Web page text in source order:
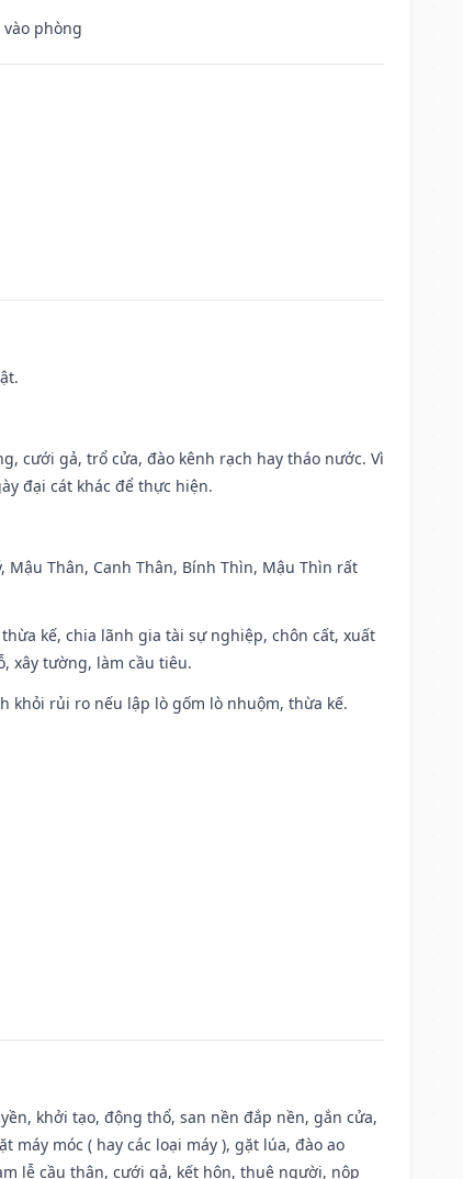
phòng
cưới gả, trổ cửa, đào kênh rạch hay tháo nước. Vì
đại cát khác để thực hiện.
Mậu Thân, Canh Thân, Bính Thìn, Mậu Thìn rất
thừa kế, chia lãnh gia tài sự nghiệp, chôn cất, xuất
xây tường, làm cầu tiêu.
khỏi rủi ro nếu lập lò gốm lò nhuộm, thừa kế.
khởi tạo, động thổ, san nền đắp nền, gắn cửa,
máy móc ( hay các loại máy ), gặt lúa, đào ao
lễ cầu thân, cưới gả, kết hôn, thuê người, nộp